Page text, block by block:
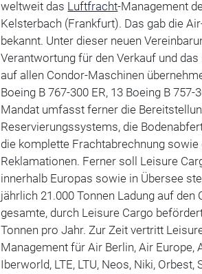
weltweit das Luftfracht-Management
Kelsterbach (Frankfurt). Das gab die
bekannt. Unter dieser neuen
Verantwortung für den Verkauf und
auf allen Condor-Maschinen
Boeing B 767-300 ER, 13 Boeing B 757-
Mandat umfasst ferner die
Reservierungssystems, die
die komplette Frachtabrechnung sowie
Reklamationen. Ferner soll Leisure
innerhalb Europas sowie in Übersee
jährlich 21.000 Tonnen Ladung auf den
gesamte, durch Leisure Cargo
Tonnen pro Jahr. Zur Zeit vertritt
Management für Air Berlin, Air Europe,
Iberworld, LTE, LTU, Neos, Niki,